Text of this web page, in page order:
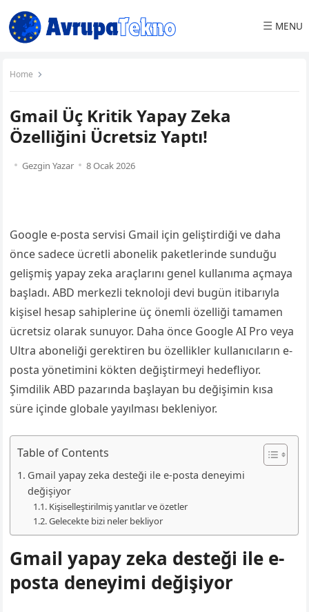
☰ MENU
Home
Gmail Üç Kritik Yapay Zeka
Özelliğini Ücretsiz Yaptı!
Gezgin Yazar 8 Ocak 2026
Google e-posta servisi Gmail için geliştirdiği ve daha
önce sadece ücretli abonelik paketlerinde sunduğu
gelişmiş yapay zeka araçlarını genel kullanıma açmaya
başladı. ABD merkezli teknoloji devi bugün itibarıyla
kişisel hesap sahiplerine üç önemli özelliği tamamen
ücretsiz olarak sunuyor. Daha önce Google AI Pro veya
Ultra aboneliği gerektiren bu özellikler kullanıcıların e-
posta yönetimini kökten değiştirmeyi hedefliyor.
Şimdilik ABD pazarında başlayan bu değişimin kısa
süre içinde globale yayılması bekleniyor.
Table of Contents
Gmail yapay zeka desteği ile e-posta deneyimi
değişiyor
Kişiselleştirilmiş yanıtlar ve özetler
Gelecekte bizi neler bekliyor
Gmail yapay zeka desteği ile e-
posta deneyimi değişiyor